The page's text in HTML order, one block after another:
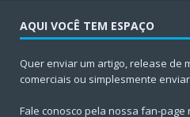
AQUI VOCÊ TEM ESPAÇO
Quer enviar um artigo, release de
comerciais ou simplesmente
Fale conosco pela nossa fan-page